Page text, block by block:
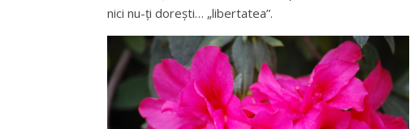
nici nu-ți dorești… „libertatea”.